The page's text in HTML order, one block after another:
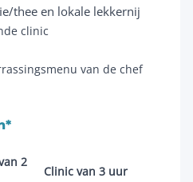
thee en lokale lekkernij
clinic
van de chef
2
Clinic van 3 uur